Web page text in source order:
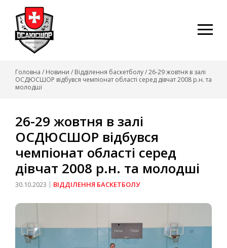
content
Головна / Новини / Відділення баскетболу/26-29 жовтня в залі
ОСДЮСШОР відбувся чемпіонат області серед дівчат 2008 р.н. та
молодші
26-29 жовтня в залі
ОСДЮСШОР відбувся
чемпіонат області серед
дівчат 2008 р.н. та молодші
30.10.2023 ВІДДІЛЕННЯ БАСКЕТБОЛУ